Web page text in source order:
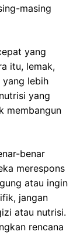
masing
yang
itu, lemak,
yang lebih
yang
membangun
benar
merespons
atau ingin
jangan
atau nutrisi.
rencana